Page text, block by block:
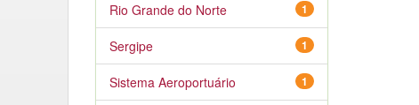
1
Rio Grande do Norte
1
Sergipe
1
Sistema Aeroportuário